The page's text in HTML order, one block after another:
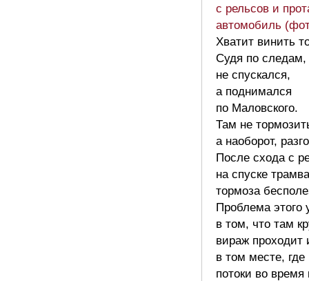
с рельсов и
автомобиль
Хватит винить
Судя по следам,
не спускался,
а поднимался
по Маловского.
Там не
а наоборот,
После схода с
на спуске
тормоза
Проблема этого
в том, что там
вираж проходит
в том месте,
потоки во время